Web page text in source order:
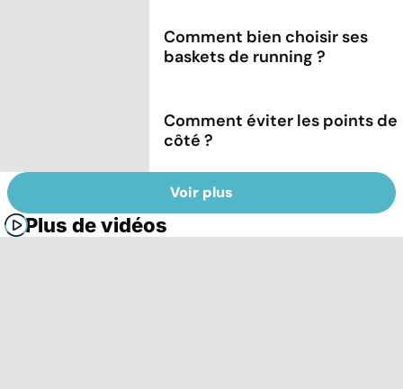
Comment bien choisir ses
baskets de running ?
Comment éviter les points de
côté ?
Voir plus
Plus de vidéos